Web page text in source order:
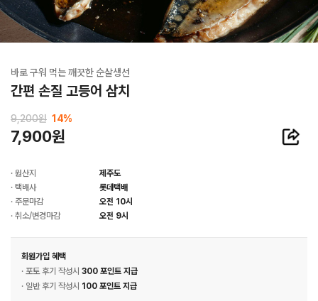
바로 구워 먹는 깨끗한 순살생선
간편 손질 고등어 삼치
9,200원 14%
7,900원
· 원산지
제주도
· 택배사
롯데택배
· 주문마감
오전 10시
· 취소/변경마감
오전 9시
회원가입 혜택
· 포토 후기 작성시 300 포인트 지급
· 일반 후기 작성시 100 포인트 지급